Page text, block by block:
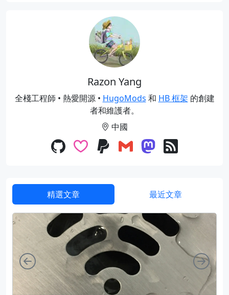
Razon Yang
全棧工程師 • 熱愛開源 • HugoMods 和 HB 框架 的創建
者和維護者。
中國
精選文章 最近文章
向左 向右